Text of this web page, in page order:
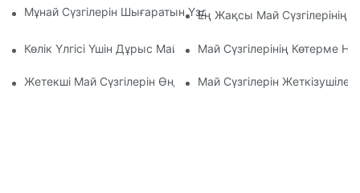
Мұнай Сүзгілерін Шығаратын Үздік Компаниялар: Жан-
Ең Жақсы Май Сүзгілерінің
Көлік Үлгісі Үшін Дұрыс Май Сүзгісін Таңдау: Негізгі Ойлар
Май Сүзгілерінің Көтерме
Жетекші Май Сүзгілерін Өндірушілер Мен Олардың
Май Сүзгілерін